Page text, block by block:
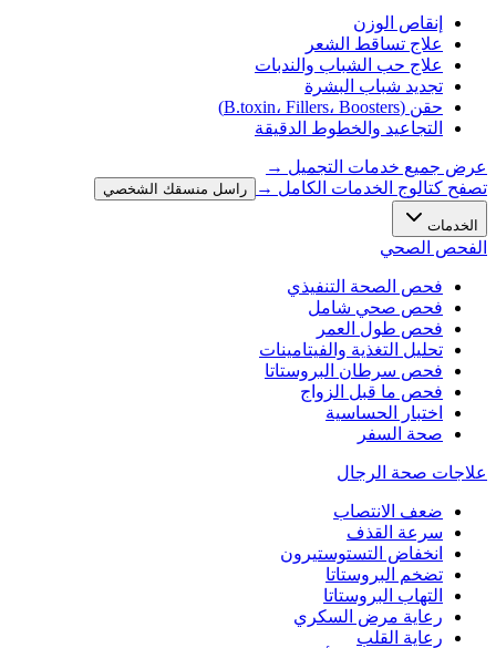
إنقاص الوزن
علاج تساقط الشعر
علاج حب الشباب والندبات
تجديد شباب البشرة
حقن (B.toxin، Fillers، Boosters)
التجاعيد والخطوط الدقيقة
عرض جميع خدمات التجميل →
تصفح كتالوج الخدمات الكامل →
راسل منسقك الشخصي
الخدمات
الفحص الصحي
فحص الصحة التنفيذي
فحص صحي شامل
فحص طول العمر
تحليل التغذية والفيتامينات
فحص سرطان البروستاتا
فحص ما قبل الزواج
اختبار الحساسية
صحة السفر
علاجات صحة الرجال
ضعف الانتصاب
سرعة القذف
انخفاض التستوستيرون
تضخم البروستاتا
التهاب البروستاتا
رعاية مرض السكري
رعاية القلب